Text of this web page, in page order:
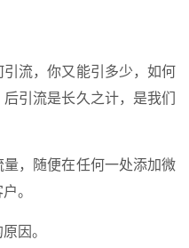
流，你又能引多少，如何
引流是长久之计，是我们
，随便在任何一处添加微
。
因。